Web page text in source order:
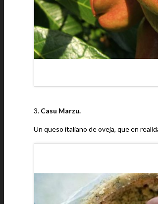
3. Casu Marzu.
Un queso italiano de oveja, que en